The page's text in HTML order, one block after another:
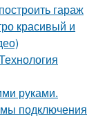
гараж
красивый и
руками.
подключения